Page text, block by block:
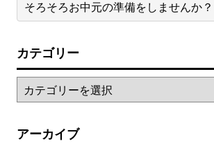
そろそろお中元の準備をしませんか？
カテゴリー
アーカイブ